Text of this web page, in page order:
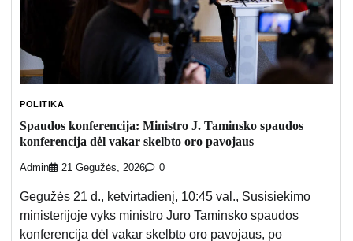
POLITIKA
Spaudos konferencija: Ministro J. Taminsko spaudos
konferencija dėl vakar skelbto oro pavojaus
Admin 21 Gegužės, 2026 0
Gegužės 21 d., ketvirtadienį, 10:45 val., Susisiekimo
ministerijoje vyks ministro Juro Taminsko spaudos
konferencija dėl vakar skelbto oro pavojaus, po